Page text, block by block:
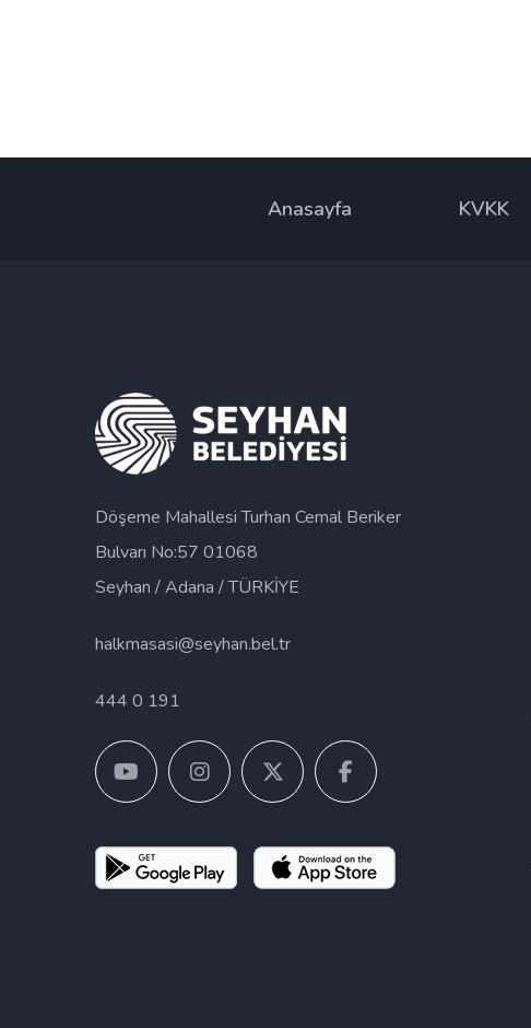
Anasayfa KVKK
Döşeme Mahallesi Turhan Cemal Beriker
Bulvarı No:57 01068
Seyhan / Adana / TÜRKİYE
halkmasasi@seyhan.bel.tr
444 0 191